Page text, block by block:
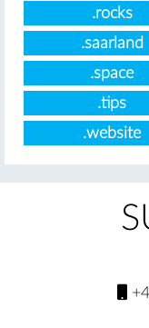
.rocks
.saarland
.space
.tips
.website